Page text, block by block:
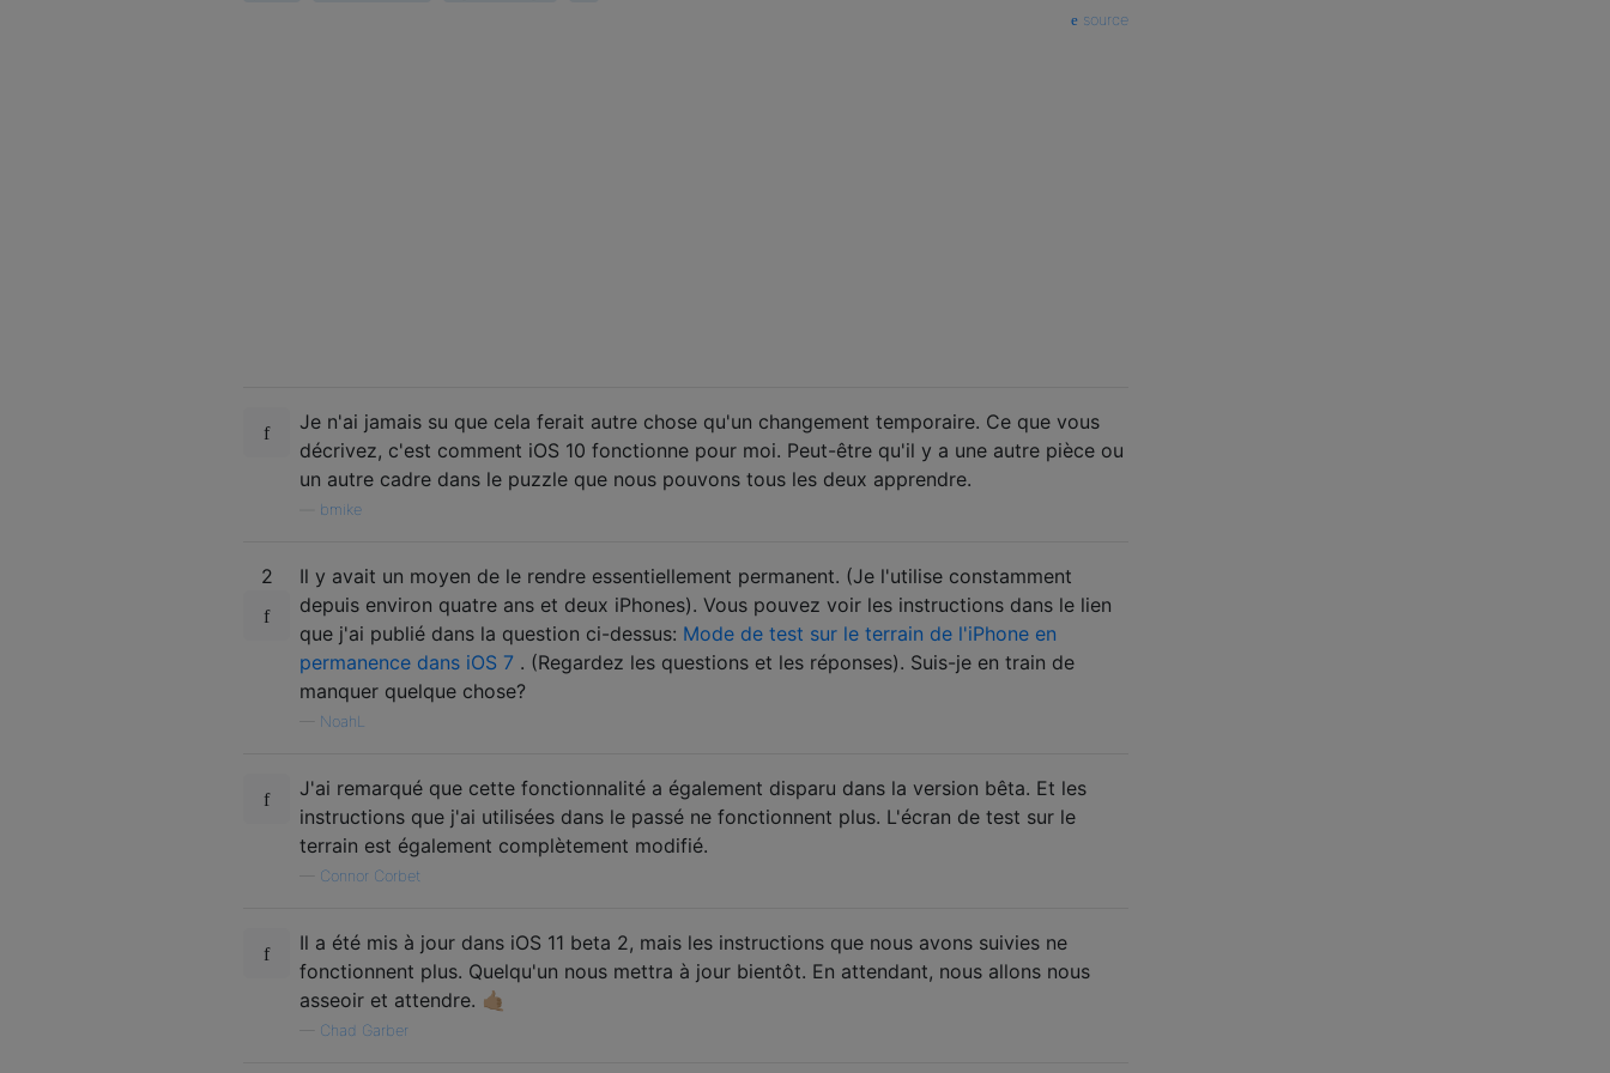
source
Je n'ai jamais su que cela ferait autre chose qu'un changement temporaire. Ce que vous
décrivez, c'est comment iOS 10 fonctionne pour moi. Peut-être qu'il y a une autre pièce ou
un autre cadre dans le puzzle que nous pouvons tous les deux apprendre.
bmike
2
Il y avait un moyen de le rendre essentiellement permanent. (Je l'utilise constamment
depuis environ quatre ans et deux iPhones). Vous pouvez voir les instructions dans le lien
que j'ai publié dans la question ci-dessus: Mode de test sur le terrain de l'iPhone en
permanence dans iOS 7 . (Regardez les questions et les réponses). Suis-je en train de
manquer quelque chose?
NoahL
J'ai remarqué que cette fonctionnalité a également disparu dans la version bêta. Et les
instructions que j'ai utilisées dans le passé ne fonctionnent plus. L'écran de test sur le
terrain est également complètement modifié.
Connor Corbet
Il a été mis à jour dans iOS 11 beta 2, mais les instructions que nous avons suivies ne
fonctionnent plus. Quelqu'un nous mettra à jour bientôt. En attendant, nous allons nous
asseoir et attendre. 🤙🏼
Chad Garber